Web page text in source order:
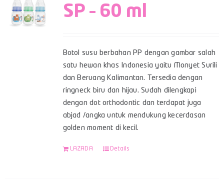
SP – 60 ml
Botol susu berbahan PP dengan gambar salah
satu hewan khas Indonesia yaitu Monyet Surili
dan Beruang Kalimantan. Tersedia dengan
ringneck biru dan hijau. Sudah dilengkapi
dengan dot orthodontic dan terdapat juga
abjad /angka untuk mendukung kecerdasan
golden moment di kecil.
LAZADA Details